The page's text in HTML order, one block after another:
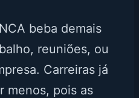
beba demais
reuniões, ou
Carreiras já
menos, pois as